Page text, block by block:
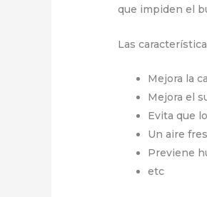
que impiden el
Las
Mejora la
Mejora el
Evita que
Un aire
Previene
etc